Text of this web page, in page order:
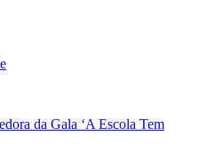
da Gala ‘A Escola Tem